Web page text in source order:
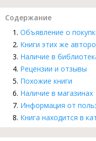
Содержание
Объявление о
Книги этих же
Наличие в
Рецензии и отзывы
Похожие книги
Наличие в магазинах
Информация от
Книга находится в